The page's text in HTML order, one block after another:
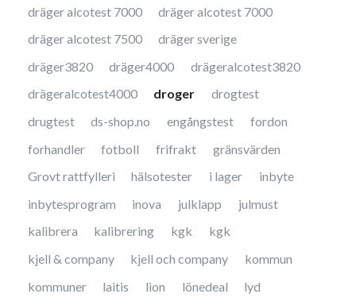
dräger alcotest 7000
dräger alcotest 7000
dräger alcotest 7500
dräger sverige
dräger3820
dräger4000
drägeralcotest3820
drägeralcotest4000
droger
drogtest
drugtest
ds-shop.no engångstest
fordon
forhandler
fotboll frifrakt
gränsvärden
Grovt rattfylleri
hälsotester i lager
inbyte
inbytesprogram
inova julklapp
julmust
kalibrera
kalibrering kgk
kgk
kjell & company
kjell och company
kommun
kommuner
laitis lion lönedeal
lyd